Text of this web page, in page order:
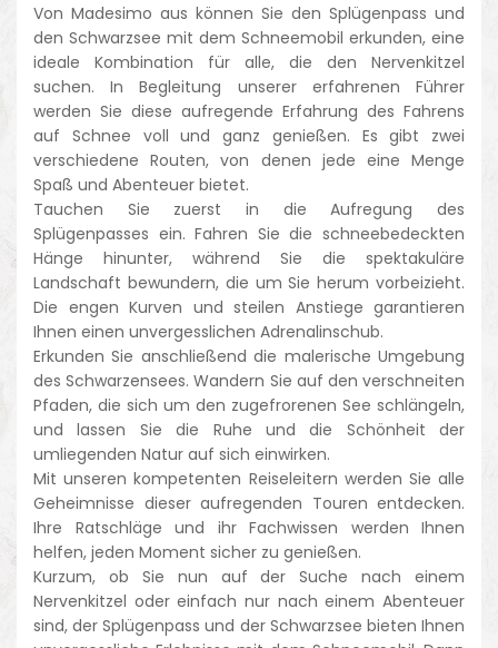
Von Madesimo aus können Sie den Splügenpass und
den Schwarzsee mit dem Schneemobil erkunden, eine
ideale Kombination für alle, die den Nervenkitzel
suchen. In Begleitung unserer erfahrenen Führer
werden Sie diese aufregende Erfahrung des Fahrens
auf Schnee voll und ganz genießen. Es gibt zwei
verschiedene Routen, von denen jede eine Menge
Spaß und Abenteuer bietet.
Tauchen Sie zuerst in die Aufregung des
Splügenpasses ein. Fahren Sie die schneebedeckten
Hänge hinunter, während Sie die spektakuläre
Landschaft bewundern, die um Sie herum vorbeizieht.
Die engen Kurven und steilen Anstiege garantieren
Ihnen einen unvergesslichen Adrenalinschub.
Erkunden Sie anschließend die malerische Umgebung
des Schwarzensees. Wandern Sie auf den verschneiten
Pfaden, die sich um den zugefrorenen See schlängeln,
und lassen Sie die Ruhe und die Schönheit der
umliegenden Natur auf sich einwirken.
Mit unseren kompetenten Reiseleitern werden Sie alle
Geheimnisse dieser aufregenden Touren entdecken.
Ihre Ratschläge und ihr Fachwissen werden Ihnen
helfen, jeden Moment sicher zu genießen.
Kurzum, ob Sie nun auf der Suche nach einem
Nervenkitzel oder einfach nur nach einem Abenteuer
sind, der Splügenpass und der Schwarzsee bieten Ihnen